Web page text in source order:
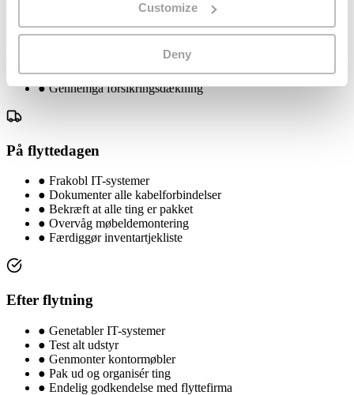
Customize
Deny
●Bekræft flyttedato med flyttefirma
Giv medarbejdere besked om flyttedagen
●Færdiggør møbelplaceringsplan
●Gennemgå forsikringsdækning
På flyttedagen
● Frakobl IT-systemer
● Dokumenter alle kabelforbindelser
● Bekræft at alle ting er pakket
● Overvåg møbeldemontering
● Færdiggør inventartjekliste
Efter flytning
● Genetabler IT-systemer
● Test alt udstyr
● Genmonter kontormøbler
● Pak ud og organisér ting
● Endelig godkendelse med flyttefirma